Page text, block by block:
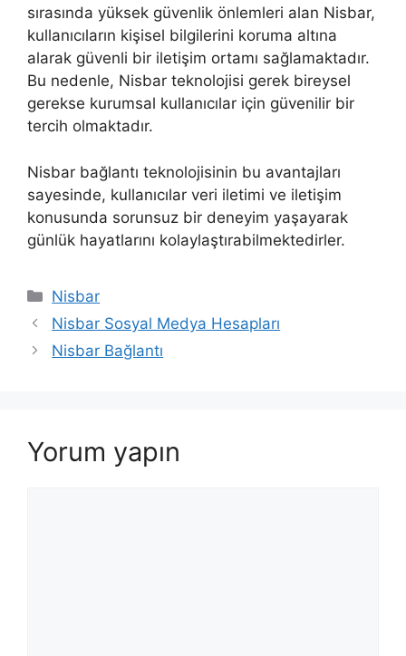
sırasında yüksek güvenlik önlemleri alan Nisbar,
kullanıcıların kişisel bilgilerini koruma altına
alarak güvenli bir iletişim ortamı sağlamaktadır.
Bu nedenle, Nisbar teknolojisi gerek bireysel
gerekse kurumsal kullanıcılar için güvenilir bir
tercih olmaktadır.
Nisbar bağlantı teknolojisinin bu avantajları
sayesinde, kullanıcılar veri iletimi ve iletişim
konusunda sorunsuz bir deneyim yaşayarak
günlük hayatlarını kolaylaştırabilmektedirler.
Kategoriler
Nisbar
Nisbar Sosyal Medya Hesapları
Nisbar Bağlantı
Yorum yapın